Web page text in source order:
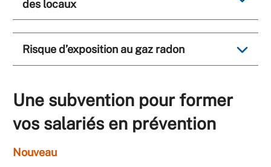
des locaux
Risque d’exposition au gaz radon
Une subvention pour former
vos salariés en prévention
Nouveau